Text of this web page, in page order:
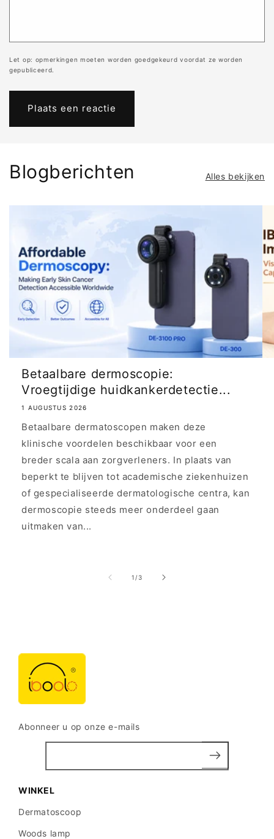
Let op: opmerkingen moeten worden goedgekeurd voordat ze worden
gepubliceerd.
Blogberichten Alles bekijken
Betaalbare dermoscopie:
Vroegtijdige huidkankerdetectie...
1 AUGUSTUS 2026
Betaalbare dermatoscopen maken deze
klinische voordelen beschikbaar voor een
breder scala aan zorgverleners. In plaats van
beperkt te blijven tot academische ziekenhuizen
of gespecialiseerde dermatologische centra, kan
dermoscopie steeds meer onderdeel gaan
uitmaken van...
1 /van
3
Abonneer u op onze e-mails
WINKEL
Dermatoscoop
Woods lamp